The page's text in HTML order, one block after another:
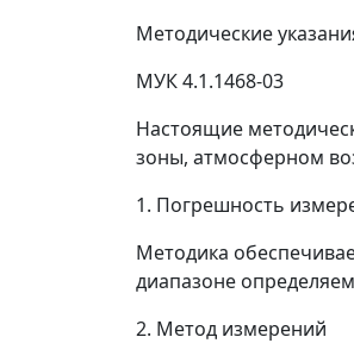
Методические
МУК 4.1.1468-03
Настоящие
зоны, атмосферном
1. Погрешность
Методика
диапазоне
2. Метод измерений